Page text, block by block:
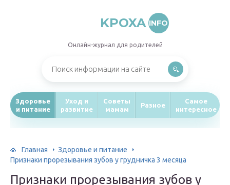
KPOXA INFO
Онлайн-журнал для родителей
Здоровье
и питание
Уход и
развитие
Советы
мамам
Разное
Самое
интересное
Главная
Здоровье и питание
Признаки прорезывания зубов у грудничка 3 месяца
Признаки прорезывания зубов у